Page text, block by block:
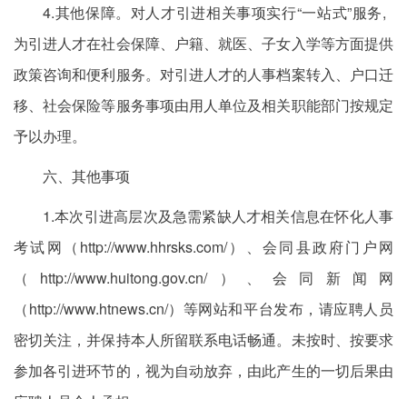
4.其他保障。对人才引进相关事项实行“一站式”服务,
为引进人才在社会保障、户籍、就医、子女入学等方面提供
政策咨询和便利服务。对引进人才的人事档案转入、户口迁
移、社会保险等服务事项由用人单位及相关职能部门按规定
予以办理。
六、其他事项
1.本次引进高层次及急需紧缺人才相关信息在怀化人事
考试网（http://www.hhrsks.com/）、会同县政府门户网
（http://www.huitong.gov.cn/）、会同新闻网
（http://www.htnews.cn/）等网站和平台发布，请应聘人员
密切关注，并保持本人所留联系电话畅通。未按时、按要求
参加各引进环节的，视为自动放弃，由此产生的一切后果由